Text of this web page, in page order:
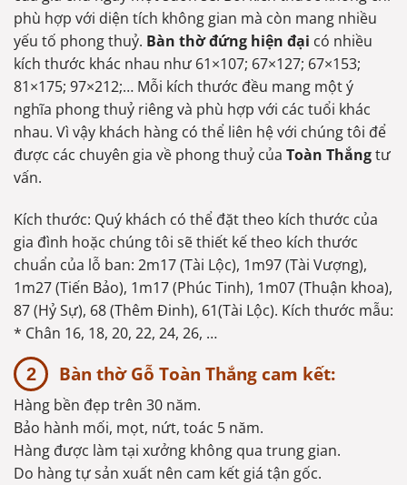
phù hợp với diện tích không gian mà còn mang nhiều
yếu tố phong thuỷ. Bàn thờ đứng hiện đại có nhiều
kích thước khác nhau như 61×107; 67×127; 67×153;
81×175; 97×212;… Mỗi kích thước đều mang một ý
nghĩa phong thuỷ riêng và phù hợp với các tuổi khác
nhau. Vì vậy khách hàng có thể liên hệ với chúng tôi để
được các chuyên gia về phong thuỷ của Toàn Thắngtư
vấn.
Kích thước: Quý khách có thể đặt theo kích thước của
gia đình hoặc chúng tôi sẽ thiết kế theo kích thước
chuẩn của lỗ ban: 2m17 (Tài Lộc), 1m97 (Tài Vượng),
1m27 (Tiến Bảo), 1m17 (Phúc Tinh), 1m07 (Thuận khoa),
87 (Hỷ Sự), 68 (Thêm Đinh), 61(Tài Lộc). Kích thước mẫu:
* Chân 16, 18, 20, 22, 24, 26, …
Bàn thờ Gỗ Toàn Thắng cam kết:
Hàng bền đẹp trên 30 năm.
Bảo hành mối, mọt, nứt, toác 5 năm.
Hàng được làm tại xưởng không qua trung gian.
Do hàng tự sản xuất nên cam kết giá tận gốc.